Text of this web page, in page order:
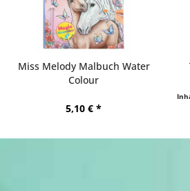
Miss Melody Malbuch Water
Colour
5,10 € *